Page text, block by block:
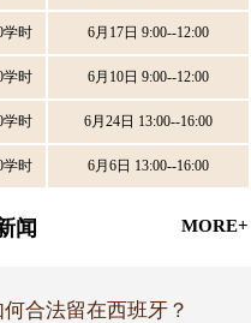
学时 6月17日 9:00--12:00
学时 6月10日 9:00--12:00
学时 6月24日 13:00--16:00
学时 6月6日 13:00--16:00
闻 MORE+
合法留在西班牙？